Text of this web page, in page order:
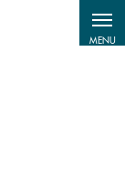
MENU